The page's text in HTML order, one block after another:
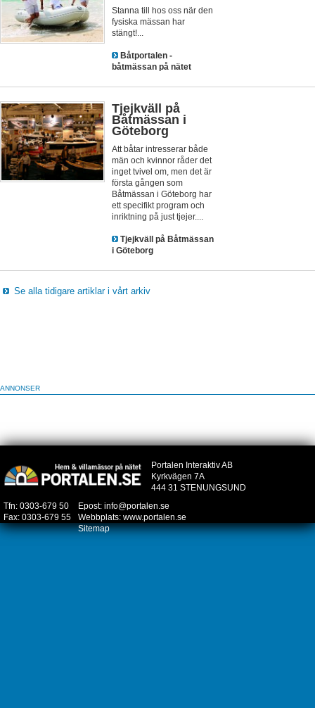
Stanna till hos oss när den
fysiska mässan har
stängt!...
Båtportalen -
båtmässan på nätet
Tjejkväll på
Båtmässan i
Göteborg
Att båtar intresserar både
män och kvinnor råder det
inget tvivel om, men det är
första gången som
Båtmässan i Göteborg har
ett specifikt program och
inriktning på just tjejer....
Tjejkväll på Båtmässan
i Göteborg
Se alla tidigare artiklar i vårt arkiv
ANNONSER
Portalen Interaktiv AB
Kyrkvägen 7A
444 31 STENUNGSUND
Tfn: 0303-679 50
Fax: 0303-679 55
Epost: info@portalen.se
Webbplats: www.portalen.se
Sitemap